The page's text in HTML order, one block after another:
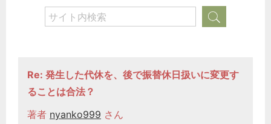
Re: 発生した代休を、後で振替休日扱いに変更す
ることは合法？
著者 nyanko999 さん